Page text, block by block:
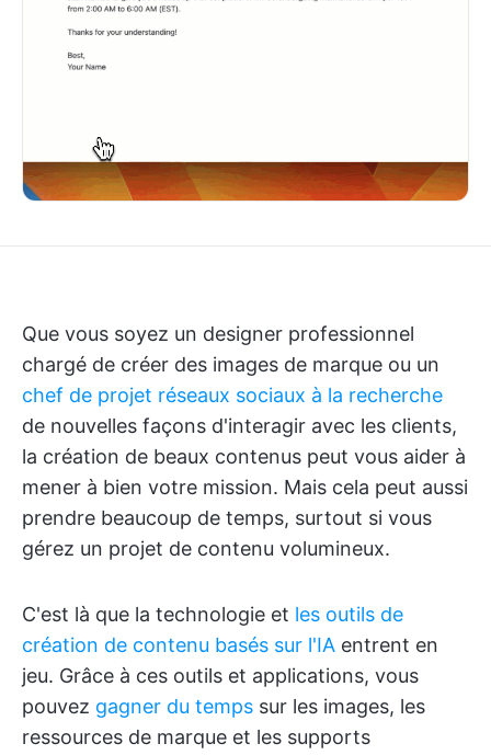
Que vous soyez un designer professionnel
chargé de créer des images de marque ou un
chef de projet réseaux sociaux à la recherche
de nouvelles façons d'interagir avec les clients,
la création de beaux contenus peut vous aider à
mener à bien votre mission. Mais cela peut aussi
prendre beaucoup de temps, surtout si vous
gérez un projet de contenu volumineux.
C'est là que la technologie et les outils de
création de contenu basés sur l'IA entrent en
jeu. Grâce à ces outils et applications, vous
pouvez gagner du temps sur les images, les
ressources de marque et les supports